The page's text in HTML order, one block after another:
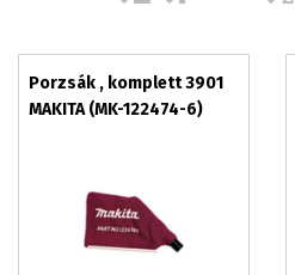
Porzsák , komplett 3901
MAKITA (MK-122474-6)